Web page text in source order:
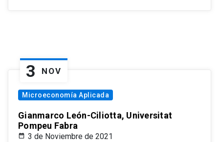
3 NOV
Microeconomía Aplicada
Gianmarco León-Ciliotta, Universitat
Pompeu Fabra
3 de Noviembre de 2021